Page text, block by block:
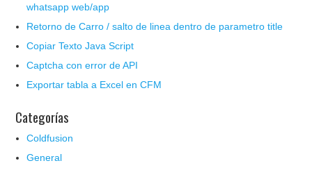
whatsapp web/app
Retorno de Carro / salto de linea dentro de parametro title
Copiar Texto Java Script
Captcha con error de API
Exportar tabla a Excel en CFM
Categorías
Coldfusion
General